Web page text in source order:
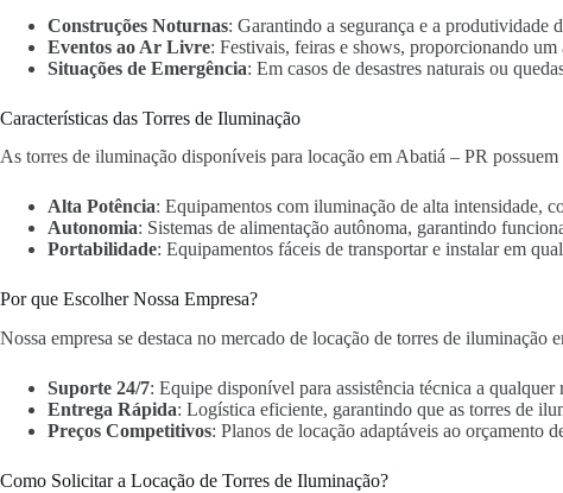
Construções Noturnas: Garantindo a segurança e a produtividade
Eventos ao Ar Livre: Festivais, feiras e shows, proporcionando
Situações de Emergência: Em casos de desastres naturais ou
Características das Torres de Iluminação
As torres de iluminação disponíveis para locação em Abatiá – PR possuem
Alta Potência: Equipamentos com iluminação de alta intensidade,
Autonomia: Sistemas de alimentação autônoma, garantindo
Portabilidade: Equipamentos fáceis de transportar e instalar em
Por que Escolher Nossa Empresa?
Nossa empresa se destaca no mercado de locação de torres de
Suporte 24/7: Equipe disponível para assistência técnica a qualquer
Entrega Rápida: Logística eficiente, garantindo que as torres de
Preços Competitivos: Planos de locação adaptáveis ao orçamento
Como Solicitar a Locação de Torres de Iluminação?